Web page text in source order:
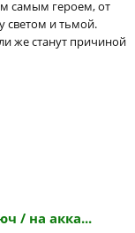
самым героем, от
светом и тьмой.
же станут причиной
/ на акка...